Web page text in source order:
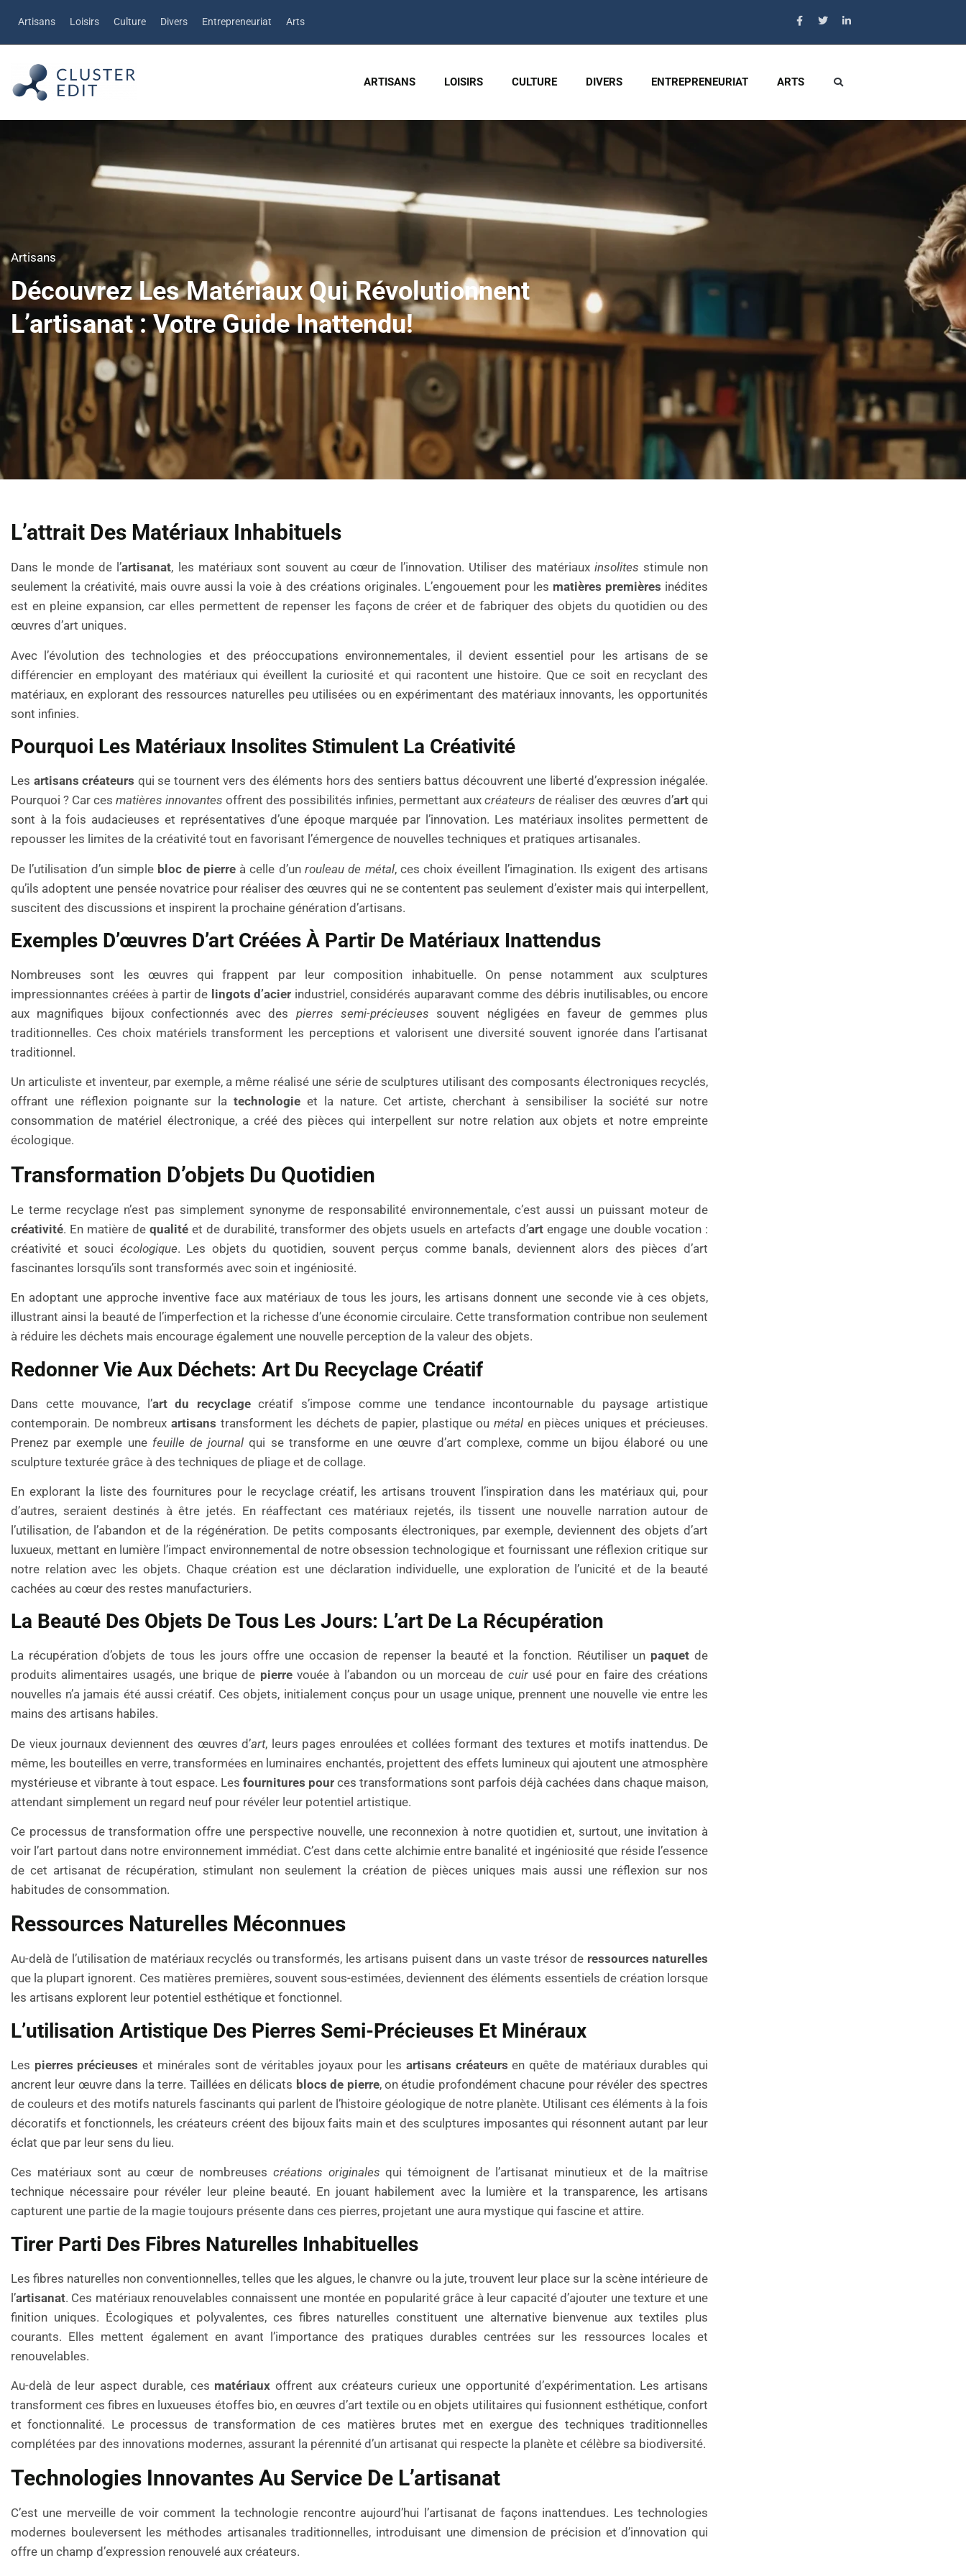
Artisans Loisirs Culture Divers Entrepreneuriat Arts
ARTISANS LOISIRS CULTURE DIVERS ENTREPRENEURIAT ARTS
Artisans
Découvrez Les Matériaux Qui Révolutionnent
L’artisanat : Votre Guide Inattendu!
L’attrait Des Matériaux Inhabituels
Dans le monde de l’artisanat, les matériaux sont souvent au cœur de l’innovation. Utiliser des matériaux insolites stimule non
seulement la créativité, mais ouvre aussi la voie à des créations originales. L’engouement pour les matières premières inédites
est en pleine expansion, car elles permettent de repenser les façons de créer et de fabriquer des objets du quotidien ou des
œuvres d’art uniques.
Avec l’évolution des technologies et des préoccupations environnementales, il devient essentiel pour les artisans de se
différencier en employant des matériaux qui éveillent la curiosité et qui racontent une histoire. Que ce soit en recyclant des
matériaux, en explorant des ressources naturelles peu utilisées ou en expérimentant des matériaux innovants, les opportunités
sont infinies.
Pourquoi Les Matériaux Insolites Stimulent La Créativité
Les artisans créateurs qui se tournent vers des éléments hors des sentiers battus découvrent une liberté d’expression inégalée.
Pourquoi ? Car cesmatières innovantes offrent des possibilités infinies, permettant aux créateurs de réaliser des œuvres d’artqui
sont à la fois audacieuses et représentatives d’une époque marquée par l’innovation. Les matériaux insolites permettent de
repousser les limites de la créativité tout en favorisant l’émergence de nouvelles techniques et pratiques artisanales.
De l’utilisation d’un simple bloc de pierreà celle d’unrouleau de métal, ces choix éveillent l’imagination. Ils exigent des artisans
qu’ils adoptent une pensée novatrice pour réaliser des œuvres qui ne se contentent pas seulement d’exister mais qui interpellent,
suscitent des discussions et inspirent la prochaine génération d’artisans.
Exemples D’œuvres D’art Créées À Partir De Matériaux Inattendus
Nombreuses sont les œuvres qui frappent par leur composition inhabituelle. On pense notamment aux sculptures
impressionnantes créées à partir de lingots d’acier industriel, considérés auparavant comme des débris inutilisables, ou encore
aux magnifiques bijoux confectionnés avec des pierres semi-précieuses souvent négligées en faveur de gemmes plus
traditionnelles. Ces choix matériels transforment les perceptions et valorisent une diversité souvent ignorée dans l’artisanat
traditionnel.
Un articuliste et inventeur, par exemple, a même réalisé une série de sculptures utilisant des composants électroniques recyclés,
offrant une réflexion poignante sur la technologie et la nature. Cet artiste, cherchant à sensibiliser la société sur notre
consommation de matériel électronique, a créé des pièces qui interpellent sur notre relation aux objets et notre empreinte
écologique.
Transformation D’objets Du Quotidien
Le terme recyclage n’est pas simplement synonyme de responsabilité environnementale, c’est aussi un puissant moteur de
créativité. En matière de qualitéet de durabilité, transformer des objets usuels en artefacts d’art engage une double vocation :
créativité et souci écologique. Les objets du quotidien, souvent perçus comme banals, deviennent alors des pièces d’art
fascinantes lorsqu’ils sont transformés avec soin et ingéniosité.
En adoptant une approche inventive face aux matériaux de tous les jours, les artisans donnent une seconde vie à ces objets,
illustrant ainsi la beauté de l’imperfection et la richesse d’une économie circulaire. Cette transformation contribue non seulement
à réduire les déchets mais encourage également une nouvelle perception de la valeur des objets.
Redonner Vie Aux Déchets: Art Du Recyclage Créatif
Dans cette mouvance, l’art du recyclagecréatif s’impose comme une tendance incontournable du paysage artistique
contemporain. De nombreux artisans transforment les déchets de papier, plastique ou métalen pièces uniques et précieuses.
Prenez par exemple une feuille de journal qui se transforme en une œuvre d’art complexe, comme un bijou élaboré ou une
sculpture texturée grâce à des techniques de pliage et de collage.
En explorant la liste des fournitures pour le recyclage créatif, les artisans trouvent l’inspiration dans les matériaux qui, pour
d’autres, seraient destinés à être jetés. En réaffectant ces matériaux rejetés, ils tissent une nouvelle narration autour de
l’utilisation, de l’abandon et de la régénération. De petits composants électroniques, par exemple, deviennent des objets d’art
luxueux, mettant en lumière l’impact environnemental de notre obsession technologique et fournissant une réflexion critique sur
notre relation avec les objets. Chaque création est une déclaration individuelle, une exploration de l’unicité et de la beauté
cachées au cœur des restes manufacturiers.
La Beauté Des Objets De Tous Les Jours: L’art De La Récupération
La récupération d’objets de tous les jours offre une occasion de repenser la beauté et la fonction. Réutiliser un paquetde
produits alimentaires usagés, une brique de pierrevouée à l’abandon ou un morceau de cuirusé pour en faire des créations
nouvelles n’a jamais été aussi créatif. Ces objets, initialement conçus pour un usage unique, prennent une nouvelle vie entre les
mains des artisans habiles.
De vieux journaux deviennent des œuvres d’art, leurs pages enroulées et collées formant des textures et motifs inattendus. De
même, les bouteilles en verre, transformées en luminaires enchantés, projettent des effets lumineux qui ajoutent une atmosphère
mystérieuse et vibrante à tout espace. Les fournitures pour ces transformations sont parfois déjà cachées dans chaque maison,
attendant simplement un regard neuf pour révéler leur potentiel artistique.
Ce processus de transformation offre une perspective nouvelle, une reconnexion à notre quotidien et, surtout, une invitation à
voir l’art partout dans notre environnement immédiat. C’est dans cette alchimie entre banalité et ingéniosité que réside l’essence
de cet artisanat de récupération, stimulant non seulement la création de pièces uniques mais aussi une réflexion sur nos
habitudes de consommation.
Ressources Naturelles Méconnues
Au-delà de l’utilisation de matériaux recyclés ou transformés, les artisans puisent dans un vaste trésor de ressources naturelles
que la plupart ignorent. Ces matières premières, souvent sous-estimées, deviennent des éléments essentiels de création lorsque
les artisans explorent leur potentiel esthétique et fonctionnel.
L’utilisation Artistique Des Pierres Semi-Précieuses Et Minéraux
Les pierres précieuses et minérales sont de véritables joyaux pour les artisans créateurs en quête de matériaux durables qui
ancrent leur œuvre dans la terre. Taillées en délicats blocs de pierre, on étudie profondément chacune pour révéler des spectres
de couleurs et des motifs naturels fascinants qui parlent de l’histoire géologique de notre planète. Utilisant ces éléments à la fois
décoratifs et fonctionnels, les créateurs créent des bijoux faits main et des sculptures imposantes qui résonnent autant par leur
éclat que par leur sens du lieu.
Ces matériaux sont au cœur de nombreuses créations originales qui témoignent de l’artisanat minutieux et de la maîtrise
technique nécessaire pour révéler leur pleine beauté. En jouant habilement avec la lumière et la transparence, les artisans
capturent une partie de la magie toujours présente dans ces pierres, projetant une aura mystique qui fascine et attire.
Tirer Parti Des Fibres Naturelles Inhabituelles
Les fibres naturelles non conventionnelles, telles que les algues, le chanvre ou la jute, trouvent leur place sur la scène intérieure de
l’artisanat. Ces matériaux renouvelables connaissent une montée en popularité grâce à leur capacité d’ajouter une texture et une
finition uniques. Écologiques et polyvalentes, ces fibres naturelles constituent une alternative bienvenue aux textiles plus
courants. Elles mettent également en avant l’importance des pratiques durables centrées sur les ressources locales et
renouvelables.
Au-delà de leur aspect durable, ces matériaux offrent aux créateurs curieux une opportunité d’expérimentation. Les artisans
transforment ces fibres en luxueuses étoffes bio, en œuvres d’art textile ou en objets utilitaires qui fusionnent esthétique, confort
et fonctionnalité. Le processus de transformation de ces matières brutes met en exergue des techniques traditionnelles
complétées par des innovations modernes, assurant la pérennité d’un artisanat qui respecte la planète et célèbre sa biodiversité.
Technologies Innovantes Au Service De L’artisanat
C’est une merveille de voir comment la technologie rencontre aujourd’hui l’artisanat de façons inattendues. Les technologies
modernes bouleversent les méthodes artisanales traditionnelles, introduisant une dimension de précision et d’innovation qui
offre un champ d’expression renouvelé aux créateurs.